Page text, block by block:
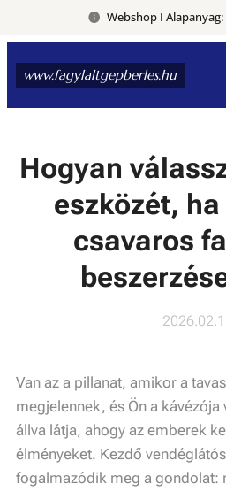
Webshop I Alapanyag:
www.fagylaltgepberles.hu
Hogyan
eszközét,
csavaros
Van az a pillanat, amikor a
megjelennek, és Ön a
állva látja, ahogy az emberek
élményeket. Kezdő
fogalmazódik meg a gondolat: